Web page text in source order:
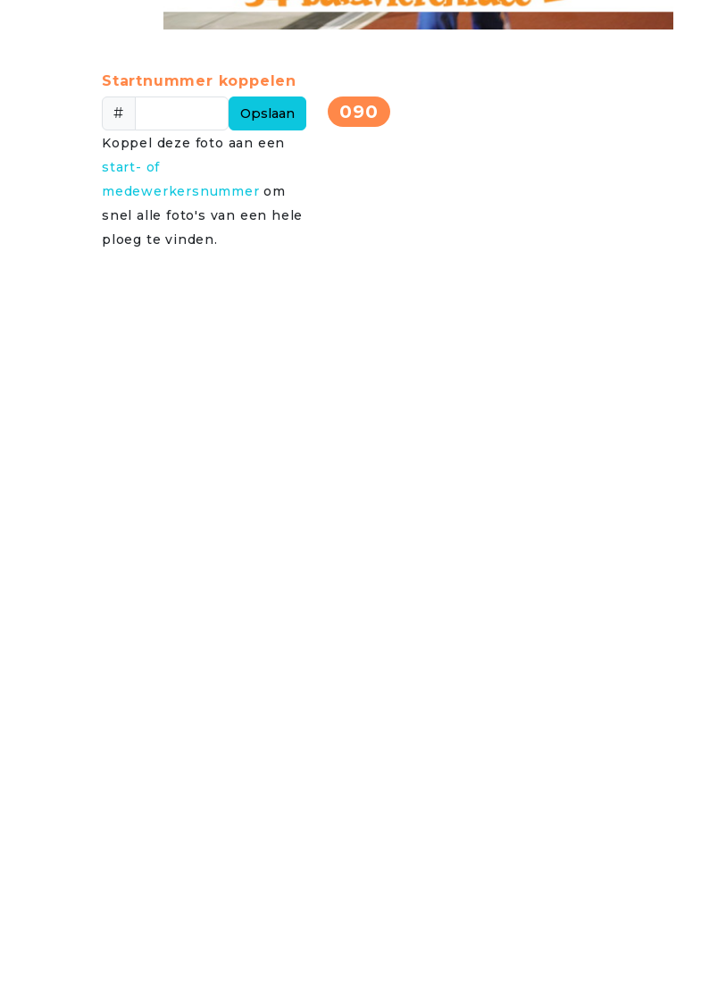
Startnummer koppelen
#
Opslaan
Koppel deze foto aan een
start- of
medewerkersnummer om
snel alle foto's van een hele
ploeg te vinden.
090